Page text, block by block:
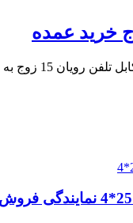
قیمت خرید عمده در …